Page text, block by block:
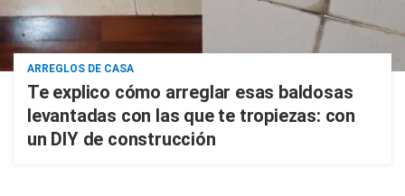
ARREGLOS DE CASA
Te explico cómo arreglar esas baldosas
levantadas con las que te tropiezas: con
un DIY de construcción